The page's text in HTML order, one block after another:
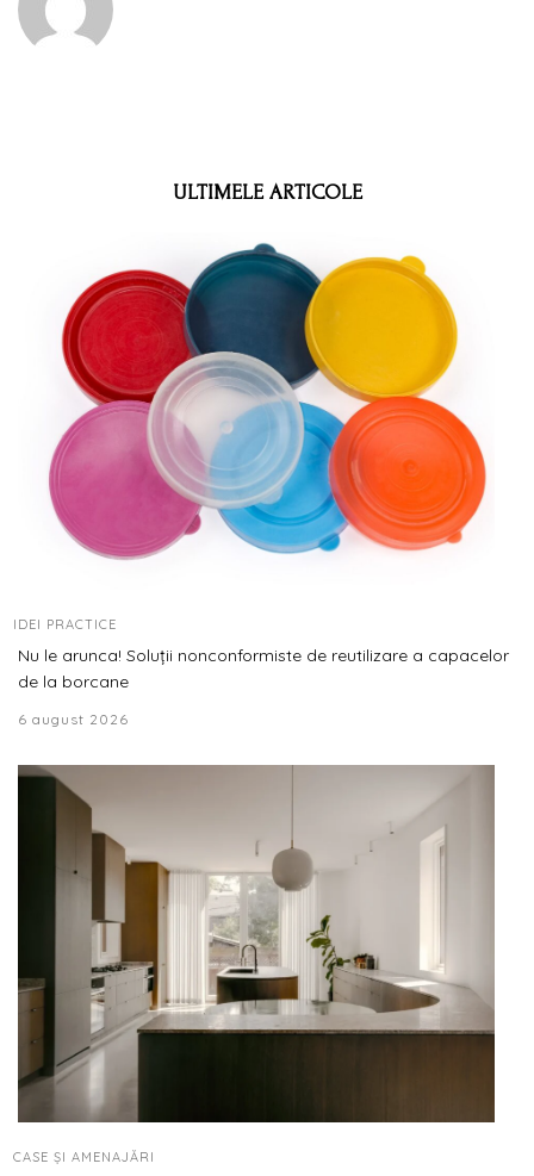
ULTIMELE ARTICOLE
IDEI PRACTICE
Nu le arunca! Soluții nonconformiste de reutilizare a capacelor
de la borcane
6 august 2026
CASE ȘI AMENAJĂRI